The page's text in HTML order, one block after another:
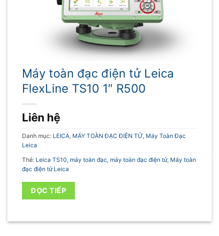
Máy toàn đạc điện tử Leica
FlexLine TS10 1″ R500
Liên hệ
Danh mục: LEICA, MÁY TOÀN ĐẠC ĐIỆN TỬ, Máy Toàn Đạc
Leica
Thẻ: Leica TS10, máy toàn đạc, máy toàn đạc điện tử, Máy toàn
đạc điện tử Leica
ĐỌC TIẾP